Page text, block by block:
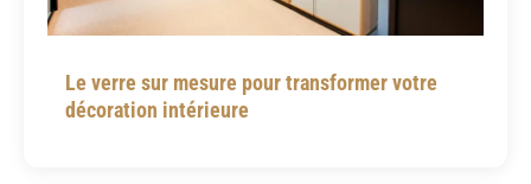
Le verre sur mesure pour transformer votre
décoration intérieure